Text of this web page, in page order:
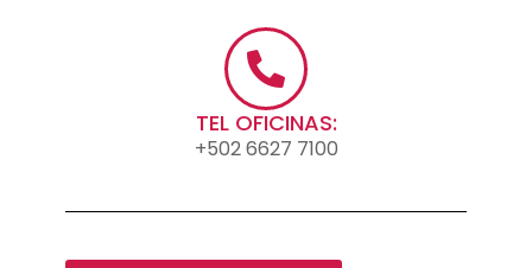
TEL OFICINAS:
+502 6627 7100